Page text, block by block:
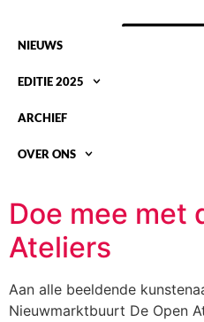
NIEUWS
EDITIE 2025
ARCHIEF
OVER ONS
Doe mee met
Ateliers
Aan alle beeldende
Nieuwmarktbuurt De Open